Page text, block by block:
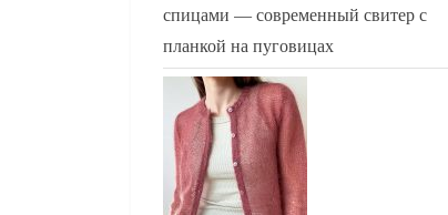
спицами — современный свитер с
планкой на пуговицах